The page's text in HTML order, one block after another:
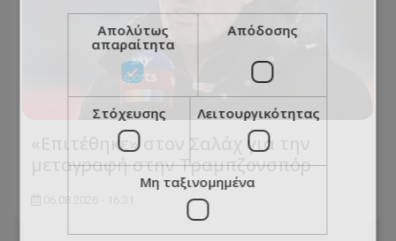
«Επιτέθηκε» στον Σαλάχ για την
μεταγραφή στην Τραμπζονσπόρ
Απολύτως
απαραίτητα
Απόδοσης
Στόχευσης Λειτουργικότητας
Μη ταξινομημένα